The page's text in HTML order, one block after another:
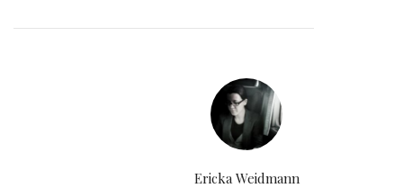
Ericka Weidmann